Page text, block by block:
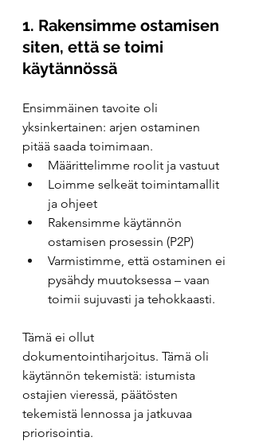
1. Rakensimme ostamisen
siten, että se toimi
käytännössä
Ensimmäinen tavoite oli
yksinkertainen: arjen ostaminen
pitää saada toimimaan.
Määrittelimme roolit ja vastuut
Loimme selkeät toimintamallit
ja ohjeet
Rakensimme käytännön
ostamisen prosessin (P2P)
Varmistimme, että ostaminen ei
pysähdy muutoksessa – vaan
toimii sujuvasti ja tehokkaasti.
Tämä ei ollut
dokumentointiharjoitus. Tämä oli
käytännön tekemistä: istumista
ostajien vieressä, päätösten
tekemistä lennossa ja jatkuvaa
priorisointia.